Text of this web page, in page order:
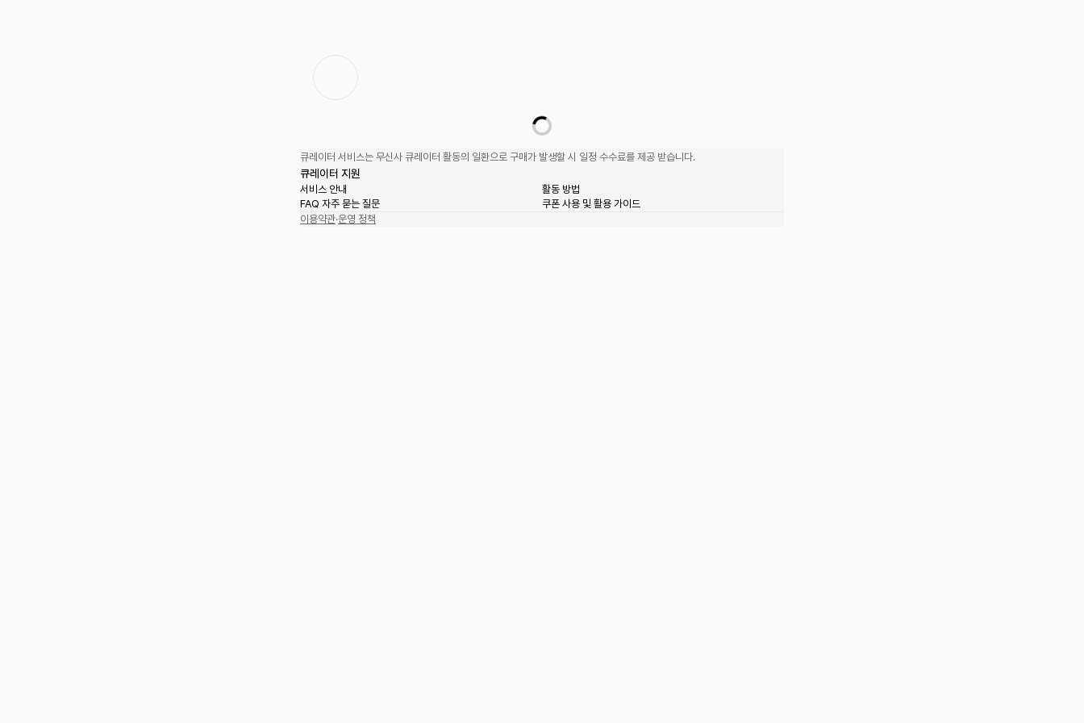
큐레이터 서비스는 무신사 큐레이터 활동의 일환으로 구매가 발생할 시 일정 수수료를 제공 받습니다.
큐레이터 지원
서비스 안내
활동 방법
FAQ 자주 묻는 질문
쿠폰 사용 및 활용 가이드
이용약관·운영 정책